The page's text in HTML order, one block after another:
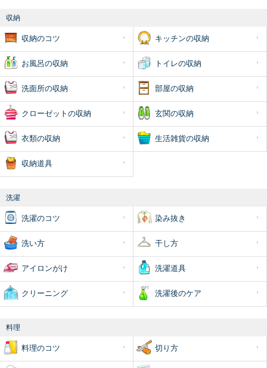
収納
収納のコツ キッチンの収納
お風呂の収納 トイレの収納
洗面所の収納 部屋の収納
クローゼットの収納 玄関の収納
衣類の収納 生活雑貨の収納
収納道具
洗濯
洗濯のコツ 染み抜き
洗い方 干し方
アイロンがけ 洗濯道具
クリーニング 洗濯後のケア
料理
料理のコツ 切り方